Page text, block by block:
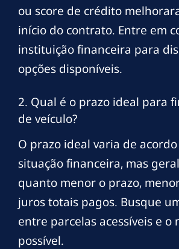
ou score de crédito
início do contrato. Entre em
instituição financeira para
opções disponíveis.
2. Qual é o prazo ideal para
de veículo?
O prazo ideal varia de acordo
situação financeira, mas
quanto menor o prazo,
juros totais pagos. Busque
entre parcelas acessíveis e o
possível.